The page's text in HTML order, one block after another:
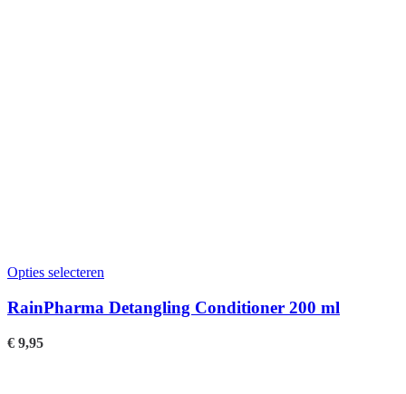
Opties selecteren
RainPharma Detangling Conditioner 200 ml
€ 9,95